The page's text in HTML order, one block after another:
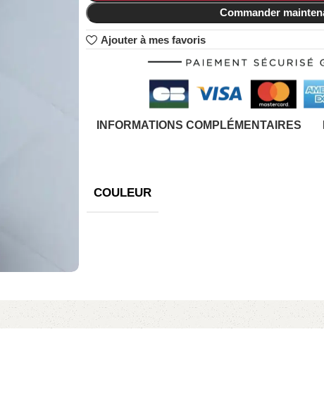
Commander
Ajouter à mes favoris
INFORMATIONS COMPLÉMENTAIRES
COULEUR